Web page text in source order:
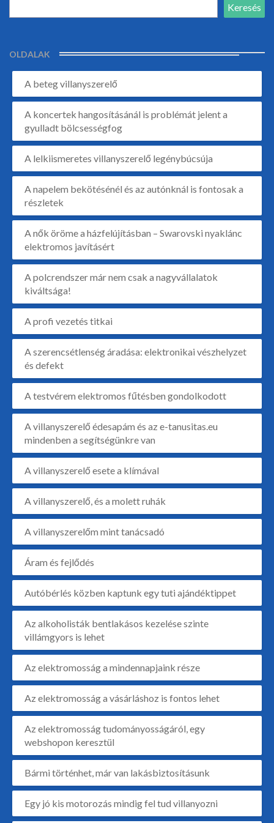
Keresés
OLDALAK
A beteg villanyszerelő
A koncertek hangosításánál is problémát jelent a
gyulladt bölcsességfog
A lelkiismeretes villanyszerelő legénybúcsúja
A napelem bekötésénél és az autónknál is fontosak a
részletek
A nők öröme a házfelújításban – Swarovski nyaklánc
elektromos javításért
A polcrendszer már nem csak a nagyvállalatok
kiváltsága!
A profi vezetés titkai
A szerencsétlenség áradása: elektronikai vészhelyzet
és defekt
A testvérem elektromos fűtésben gondolkodott
A villanyszerelő édesapám és az e-tanusitas.eu
mindenben a segítségünkre van
A villanyszerelő esete a klímával
A villanyszerelő, és a molett ruhák
A villanyszerelőm mint tanácsadó
Áram és fejlődés
Autóbérlés közben kaptunk egy tuti ajándéktippet
Az alkoholisták bentlakásos kezelése szinte
villámgyors is lehet
Az elektromosság a mindennapjaink része
Az elektromosság a vásárláshoz is fontos lehet
Az elektromosság tudományosságáról, egy
webshopon keresztül
Bármi történhet, már van lakásbiztosításunk
Egy jó kis motorozás mindig fel tud villanyozni